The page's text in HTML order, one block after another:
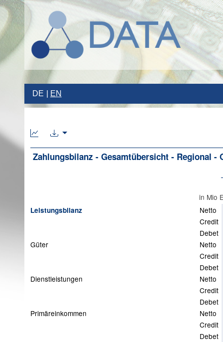
DE EN
Zahlungsbilanz - Gesamtübersicht - Regional -
in Mio
Leistungsbilanz
Netto
Credit
Debet
Güter
Netto
Credit
Debet
Dienstleistungen
Netto
Credit
Debet
Primäreinkommen
Netto
Credit
Debet